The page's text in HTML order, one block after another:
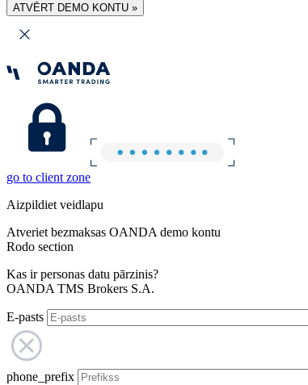
ATVĒRT DEMO KONTU »
go to client zone
Aizpildiet veidlapu
Atveriet bezmaksas OANDA demo kontu
Rodo section
Kas ir personas datu pārzinis?
OANDA TMS Brokers S.A.
E-pasts
phone_prefix